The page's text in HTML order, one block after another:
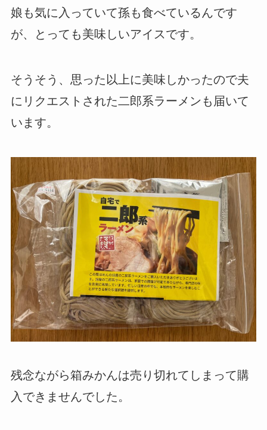
娘も気に入っていて孫も食べているんです
が、とっても美味しいアイスです。
そうそう、思った以上に美味しかったので夫
にリクエストされた二郎系ラーメンも届いて
います。
残念ながら箱みかんは売り切れてしまって購
入できませんでした。